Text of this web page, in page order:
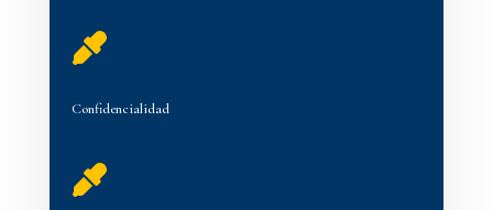

Confidencialidad
